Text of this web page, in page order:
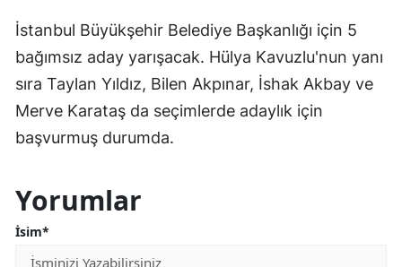
İstanbul Büyükşehir Belediye Başkanlığı için 5
bağımsız aday yarışacak. Hülya Kavuzlu'nun yanı
sıra Taylan Yıldız, Bilen Akpınar, İshak Akbay ve
Merve Karataş da seçimlerde adaylık için
başvurmuş durumda.
Yorumlar
İsim*